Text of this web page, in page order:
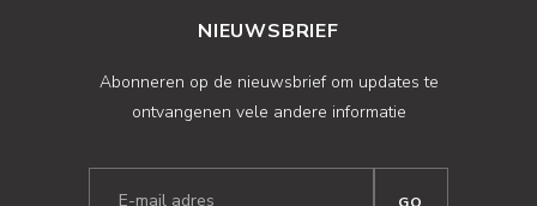
NIEUWSBRIEF
Abonneren op de nieuwsbrief om updates te
ontvangenen vele andere informatie